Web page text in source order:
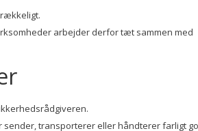
arbejder derfor tæt sammen med
sender, transporterer eller håndterer farligt